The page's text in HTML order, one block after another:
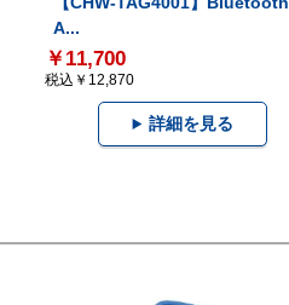
A...
￥11,700
税込￥12,870
詳細を見る